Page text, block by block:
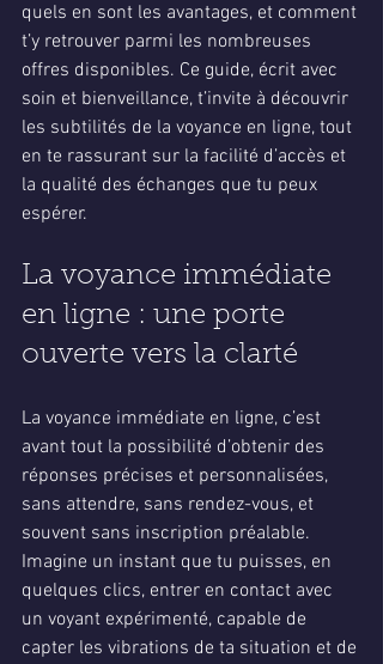
quels en sont les avantages, et comment
t’y retrouver parmi les nombreuses
offres disponibles. Ce guide, écrit avec
soin et bienveillance, t’invite à découvrir
les subtilités de la voyance en ligne, tout
en te rassurant sur la facilité d’accès et
la qualité des échanges que tu peux
espérer.
La voyance immédiate
en ligne : une porte
ouverte vers la clarté
La voyance immédiate en ligne, c’est
avant tout la possibilité d’obtenir des
réponses précises et personnalisées,
sans attendre, sans rendez-vous, et
souvent sans inscription préalable.
Imagine un instant que tu puisses, en
quelques clics, entrer en contact avec
un voyant expérimenté, capable de
capter les vibrations de ta situation et de